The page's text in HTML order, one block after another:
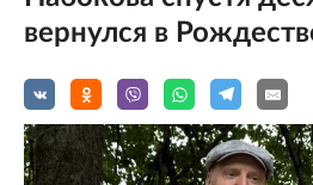
вернулся в